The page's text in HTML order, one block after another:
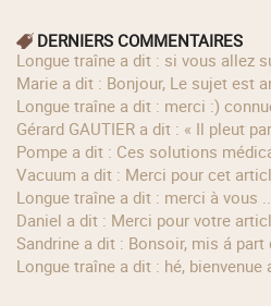
DERNIERS COMMENTAIRES
longue traîne a dit : si vous allez
Marie a dit : Bonjour, Le sujet est
longue traîne a dit : merci :)
Gérard GAUTIER a dit : « Il pleut
Pompe a dit : Ces solutions
Vacuum a dit : Merci pour cet
longue traîne a dit : merci à vous
Daniel a dit : Merci pour votre
Sandrine a dit : Bonsoir, mis á part
longue traîne a dit : hé, bienvenue